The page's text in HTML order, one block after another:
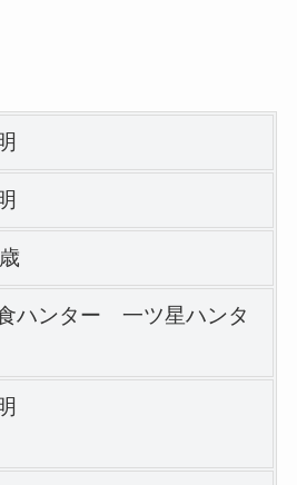
ハンター 一ツ星ハンタ